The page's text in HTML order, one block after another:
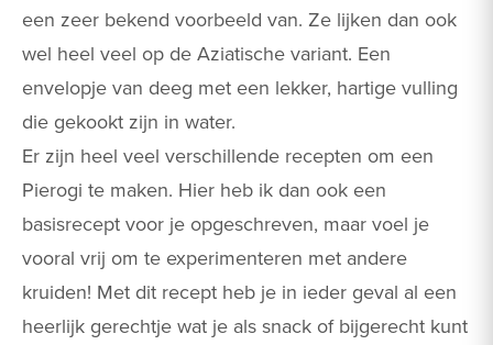
een zeer bekend voorbeeld van. Ze lijken dan ook
wel heel veel op de Aziatische variant. Een
envelopje van deeg met een lekker, hartige vulling
die gekookt zijn in water.
Er zijn heel veel verschillende recepten om een
Pierogi te maken. Hier heb ik dan ook een
basisrecept voor je opgeschreven, maar voel je
vooral vrij om te experimenteren met andere
kruiden! Met dit recept heb je in ieder geval al een
heerlijk gerechtje wat je als snack of bijgerecht kunt